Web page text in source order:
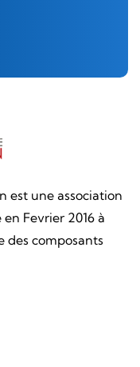
est une association
Fevrier 2016 à
des composants